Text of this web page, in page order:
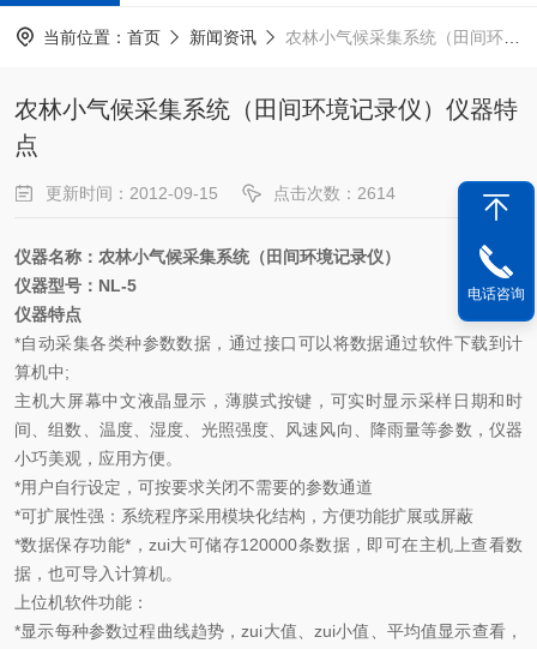
当前位置： 首页 新闻资讯 农林小气候采集系统（田间环境记录仪）仪器特点
农林小气候采集系统（田间环境记录仪）仪器特
点
更新时间：2012-09-15
点击次数：2614
仪器名称：农林小气候采集系统（田间环境记录仪）
仪器型号： NL-5
仪器特点
*自动采集各类种参数数据，通过接口可以将数据通过软件下载到计
算机中;
主机大屏幕中文液晶显示，薄膜式按键，可实时显示采样日期和时
间、组数、温度、湿度、光照强度、风速风向、降雨量等参数，仪器
小巧美观，应用方便。
*用户自行设定，可按要求关闭不需要的参数通道
*可扩展性强：系统程序采用模块化结构，方便功能扩展或屏蔽
*数据保存功能*，zui大可储存120000条数据，即可在主机上查看数
据，也可导入计算机。
上位机软件功能：
*显示每种参数过程曲线趋势，zui大值、zui小值、平均值显示查看，
电话咨询